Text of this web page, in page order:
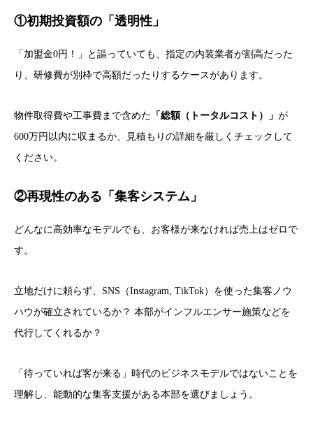
①初期投資額の「透明性」
「加盟金0円！」と謳っていても、指定の内装業者が割高だった
り、研修費が別枠で高額だったりするケースがあります。
物件取得費や工事費まで含めた 「総額（トータルコスト）」 が
600万円以内に収まるか、見積もりの詳細を厳しくチェックして
ください。
②再現性のある「集客システム」
どんなに高効率なモデルでも、お客様が来なければ売上はゼロで
す。
立地だけに頼らず、SNS（Instagram, TikTok）を使った集客ノウ
ハウが確立されているか？ 本部がインフルエンサー施策などを
代行してくれるか？
「待っていれば客が来る」時代のビジネスモデルではないことを
理解し、能動的な集客支援がある本部を選びましょう。